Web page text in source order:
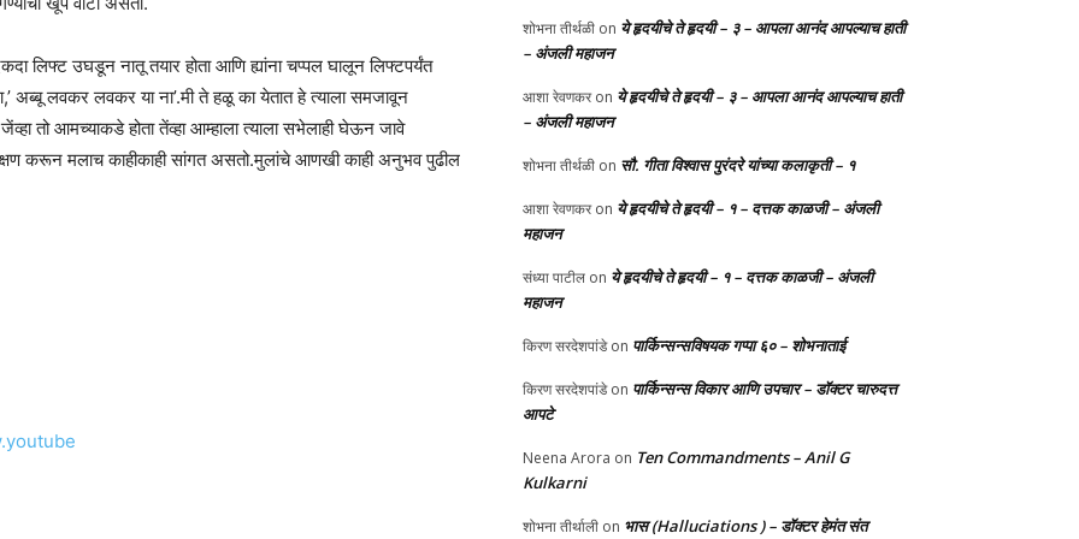
लिफ्ट उघडून नातू तयार होता आणि ह्यांना चप्पल घालून लिफ्टपर्यंत
अब्बू लवकर लवकर या ना’.मी ते हळू का येतात हे त्याला समजावून
तो आमच्याकडे होता तेंव्हा आम्हाला त्याला सभेलाही घेऊन जावे
करून मलाच काहीकाही सांगत असतो.मुलांचे आणखी काही अनुभव पुढील
शोभना तीर्थळी on ये हृदयीचे ते हृदयी – ३ – आपला आनंद आपल्याच हाती
– अंजली महाजन
आशा रेवणकरon ये हृदयीचे ते हृदयी – ३ – आपला आनंद आपल्याच हाती
– अंजली महाजन
शोभना तीर्थळी on सौ. गीता विश्वास पुरंदरे यांच्या कलाकृती – १
आशा रेवणकरon ये हृदयीचे ते हृदयी – १ – दत्तक काळजी – अंजली
महाजन
संध्या पाटील on ये हृदयीचे ते हृदयी – १ – दत्तक काळजी – अंजली
महाजन
किरण सरदेशपांडेon पार्किन्सन्सविषयक गप्पा ६० – शोभनाताई
किरण सरदेशपांडेon पार्किन्सन्स विकार आणि उपचार – डॉक्टर चारुदत्त
आपटे
Neena Arora on Ten Commandments – Anil G
Kulkarni
शोभना तीर्थाली on भास (Halluciations ) – डॉक्टर हेमंत संत